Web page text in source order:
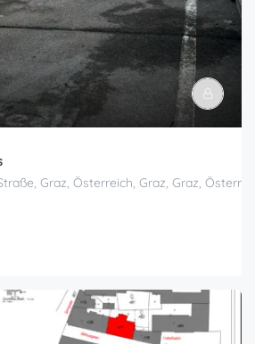
Graz, Österreich, Graz, Graz,